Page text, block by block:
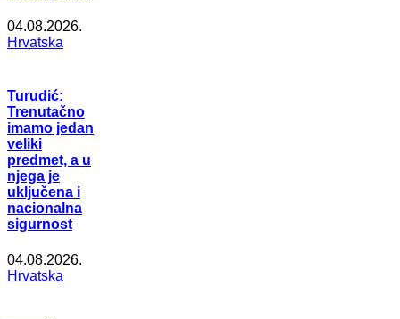
04.08.2026.
Hrvatska
Turudić:
Trenutačno
imamo jedan
veliki
predmet, a u
njega je
uključena i
nacionalna
sigurnost
04.08.2026.
Hrvatska